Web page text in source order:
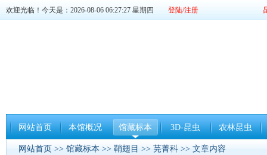
欢迎光临！今天是：2026-08-06 06:27:27 星期四 登陆/注册
网站首页 本馆概况 馆藏标本 3D-昆虫 农林昆虫
网站首页 >> 馆藏标本 >> 鞘翅目 >> 芫菁科 >> 文章内容